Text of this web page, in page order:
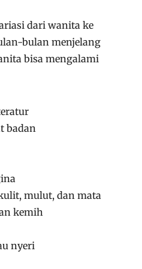
dari wanita ke
bulan menjelang
bisa mengalami
badan
mulut, dan mata
kemih
nyeri